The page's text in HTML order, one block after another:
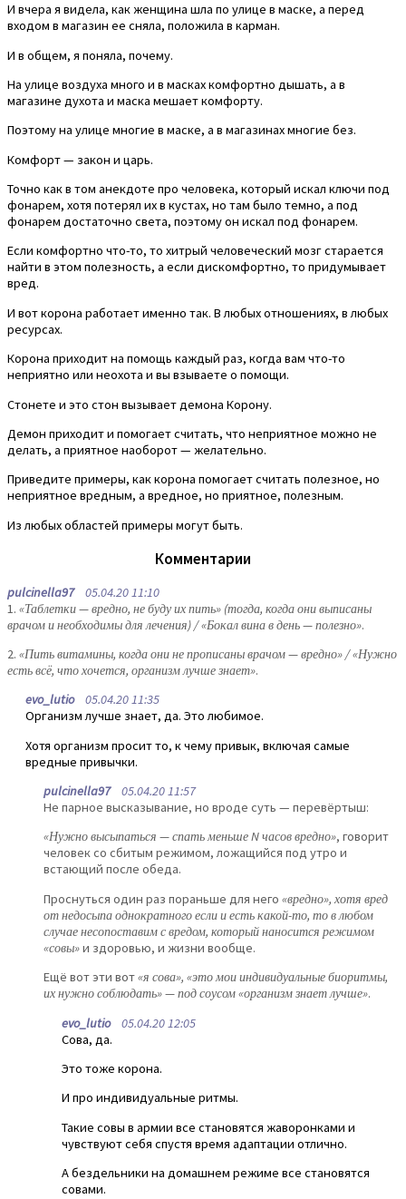
И вчера я видела, как женщина шла по улице в маске, а перед
входом в магазин ее сняла, положила в карман.
И в общем, я поняла, почему.
На улице воздуха много и в масках комфортно дышать, а в
магазине духота и маска мешает комфорту.
Поэтому на улице многие в маске, а в магазинах многие без.
Комфорт — закон и царь.
Точно как в том анекдоте про человека, который искал ключи под
фонарем, хотя потерял их в кустах, но там было темно, а под
фонарем достаточно света, поэтому он искал под фонарем.
Если комфортно что-то, то хитрый человеческий мозг старается
найти в этом полезность, а если дискомфортно, то придумывает
вред.
И вот корона работает именно так. В любых отношениях, в любых
ресурсах.
Корона приходит на помощь каждый раз, когда вам что-то
неприятно или неохота и вы взываете о помощи.
Стонете и это стон вызывает демона Корону.
Демон приходит и помогает считать, что неприятное можно не
делать, а приятное наоборот — желательно.
Приведите примеры, как корона помогает считать полезное, но
неприятное вредным, а вредное, но приятное, полезным.
Из любых областей примеры могут быть.
Комментарии
pulcinella9705.04.20 11:10
1. «Таблетки — вредно, не буду их пить» (тогда, когда они выписаны
врачом и необходимы для лечения) / «Бокал вина в день — полезно».
2. «Пить витамины, когда они не прописаны врачом — вредно» / «Нужно
есть всё, что хочется, организм лучше знает».
evo_lutio05.04.20 11:35
Организм лучше знает, да. Это любимое.
Хотя организм просит то, к чему привык, включая самые
вредные привычки.
pulcinella9705.04.20 11:57
Не парное высказывание, но вроде суть — перевёртыш:
«Нужно высыпаться — спать меньше N часов вредно», говорит
человек со сбитым режимом, ложащийся под утро и
встающий после обеда.
Проснуться один раз пораньше для него «вредно», хотя вред
от недосыпа однократного если и есть какой-то, то в любом
случае несопоставим с вредом, который наносится режимом
«совы»и здоровью, и жизни вообще.
Ещё вот эти вот«я сова», «это мои индивидуальные биоритмы,
их нужно соблюдать» — под соусом «организм знает лучше».
evo_lutio05.04.20 12:05
Сова, да.
Это тоже корона.
И про индивидуальные ритмы.
Такие совы в армии все становятся жаворонками и
чувствуют себя спустя время адаптации отлично.
А бездельники на домашнем режиме все становятся
совами.